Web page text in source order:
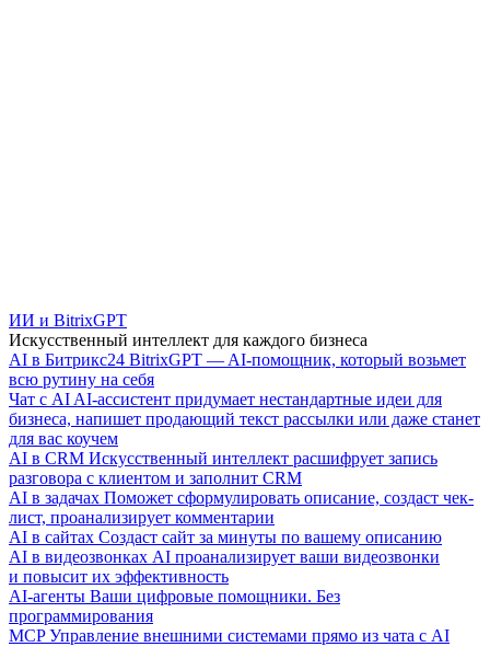
ИИ и BitrixGPT
Искусственный интеллект для каждого бизнеса
AI в Битрикс24 BitrixGPT — AI-помощник, который возьмет
всю рутину на себя
Чат с AI AI-ассистент придумает нестандартные идеи для
бизнеса, напишет продающий текст рассылки или даже станет
для вас коучем
AI в CRM Искусственный интеллект расшифрует запись
разговора с клиентом и заполнит CRM
AI в задачах Поможет сформулировать описание, создаст чек-
лист, проанализирует комментарии
AI в сайтах Создаст сайт за минуты по вашему описанию
AI в видеозвонках AI проанализирует ваши видеозвонки
и повысит их эффективность
AI-агенты Ваши цифровые помощники. Без
программирования
MCP Управление внешними системами прямо из чата с AI